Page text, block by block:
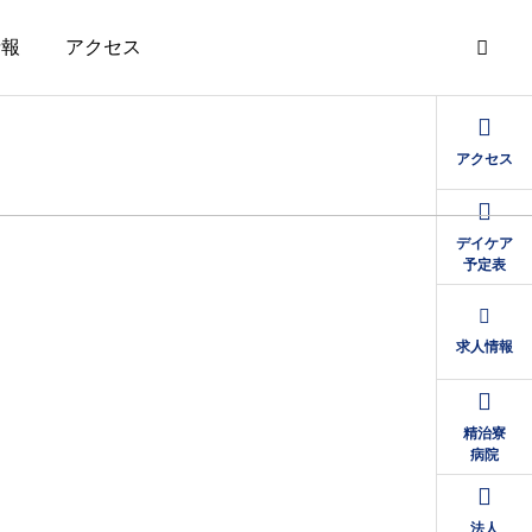
アクセス
アクセス
デイケア
予定表
求人情報
精治寮
病院
法人